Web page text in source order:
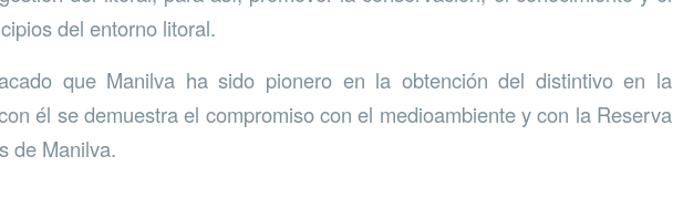
del entorno litoral.
que Manilva ha sido pionero en la obtención del distintivo en la
él se demuestra el compromiso con el medioambiente y con la Reserva
de Manilva.